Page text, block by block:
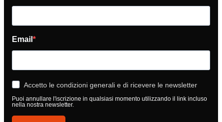
Email
Accetto le condizioni generali e di ricevere le newsletter
Puoi annullare l'iscrizione in qualsiasi momento utilizzando il link incluso
nella nostra newsletter.